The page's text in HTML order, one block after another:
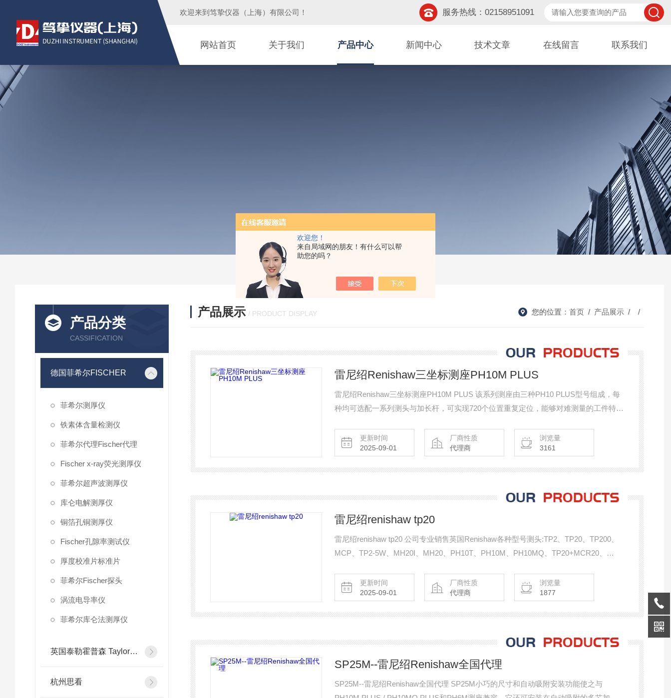
欢迎您！
来自局域网的朋友！有什么可以帮
助您的吗？
欢迎来到 笃挚仪器（上海）有限公司 ！ 服务热线：02158951091
网站首页 关于我们 产品中心 新闻中心 技术文章 在线留言 联系我们
产品分类
CASSIFICATION
德国菲希尔FISCHER
菲希尔测厚仪
铁素体含量检测仪
菲希尔代理Fischer代理
Fischer x-ray荧光测厚仪
菲希尔超声波测厚仪
库仑电解测厚仪
铜箔孔铜测厚仪
Fischer孔隙率测试仪
厚度校准片标准片
菲希尔Fischer探头
涡流电导率仪
菲希尔库仑法测厚仪
英国泰勒霍普森 Taylor Hobson
杭州思看
产品展示 / PRODUCT DISPLAY 您的位置： 首页 / 产品展示 / /
雷尼绍Renishaw三坐标测座PH10M PLUS
雷尼绍Renishaw三坐标测座PH10M PLUS 该系列测座由三种PH10 PLUS型号组成，每
种均可选配一系列测头与加长杆，可实现720个位置重复定位，能够对难测量的工件特征
作。
更新时间
2025-09-01
厂商性质
代理商
浏览量
3161
雷尼绍renishaw tp20
雷尼绍renishaw tp20 公司专业销售英国Renishaw各种型号测头:TP2、TP20、TP200、
MCP、TP2-5W、MH20I、MH20、PH10T、PH10M、PH10MQ、TP20+MCR20、
TP2、TP1、TP6
更新时间
2025-09-01
厂商性质
代理商
浏览量
1877
SP25M--雷尼绍Renishaw全国代理
SP25M--雷尼绍Renishaw全国代理 SP25M小巧的尺寸和自动吸附安装功能使之与